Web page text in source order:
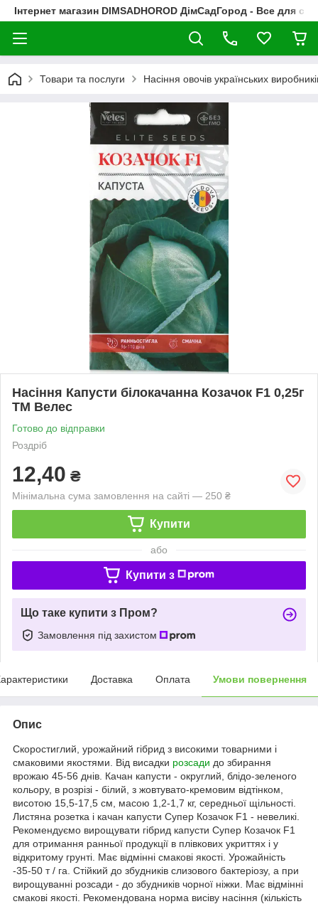
Інтернет магазин DIMSADHOROD ДімСадГород - Все для
Товари та послуги Насіння овочів українських
Насіння Капусти білокачанна Козачок F1 0,25г
ТМ Велес
Готово до відправки
Роздріб
12,40 ₴
Мінімальна сума замовлення на сайті — 250 ₴
Купити
або
Купити з
Що таке купити з Пром?
Замовлення під захистом
Доставка Оплата Умови повернення
Опис
Скоростиглий, урожайний гібрид з високими товарними і
смаковими якостями. Від висадки розсади до збирання
врожаю 45-56 днів. Качан капусти - округлий, блідо-зеленого
кольору, в розрізі - білий, з жовтувато-кремовим відтінком,
висотою 15,5-17,5 см, масою 1,2-1,7 кг, середньої щільності.
Листяна розетка і качан капусти Супер Козачок F1 - невеликі.
Рекомендуємо вирощувати гібрид капусти Супер Козачок F1
для отримання ранньої продукції в плівкових укриттях і у
відкритому грунті. Має відмінні смакові якості. Урожайність
-35-50 т / га. Стійкий до збудників слизового бактеріозу, а при
вирощуванні розсади - до збудників чорної ніжки. Має відмінні
смакові якості. Рекомендована норма висіву насіння (кількість